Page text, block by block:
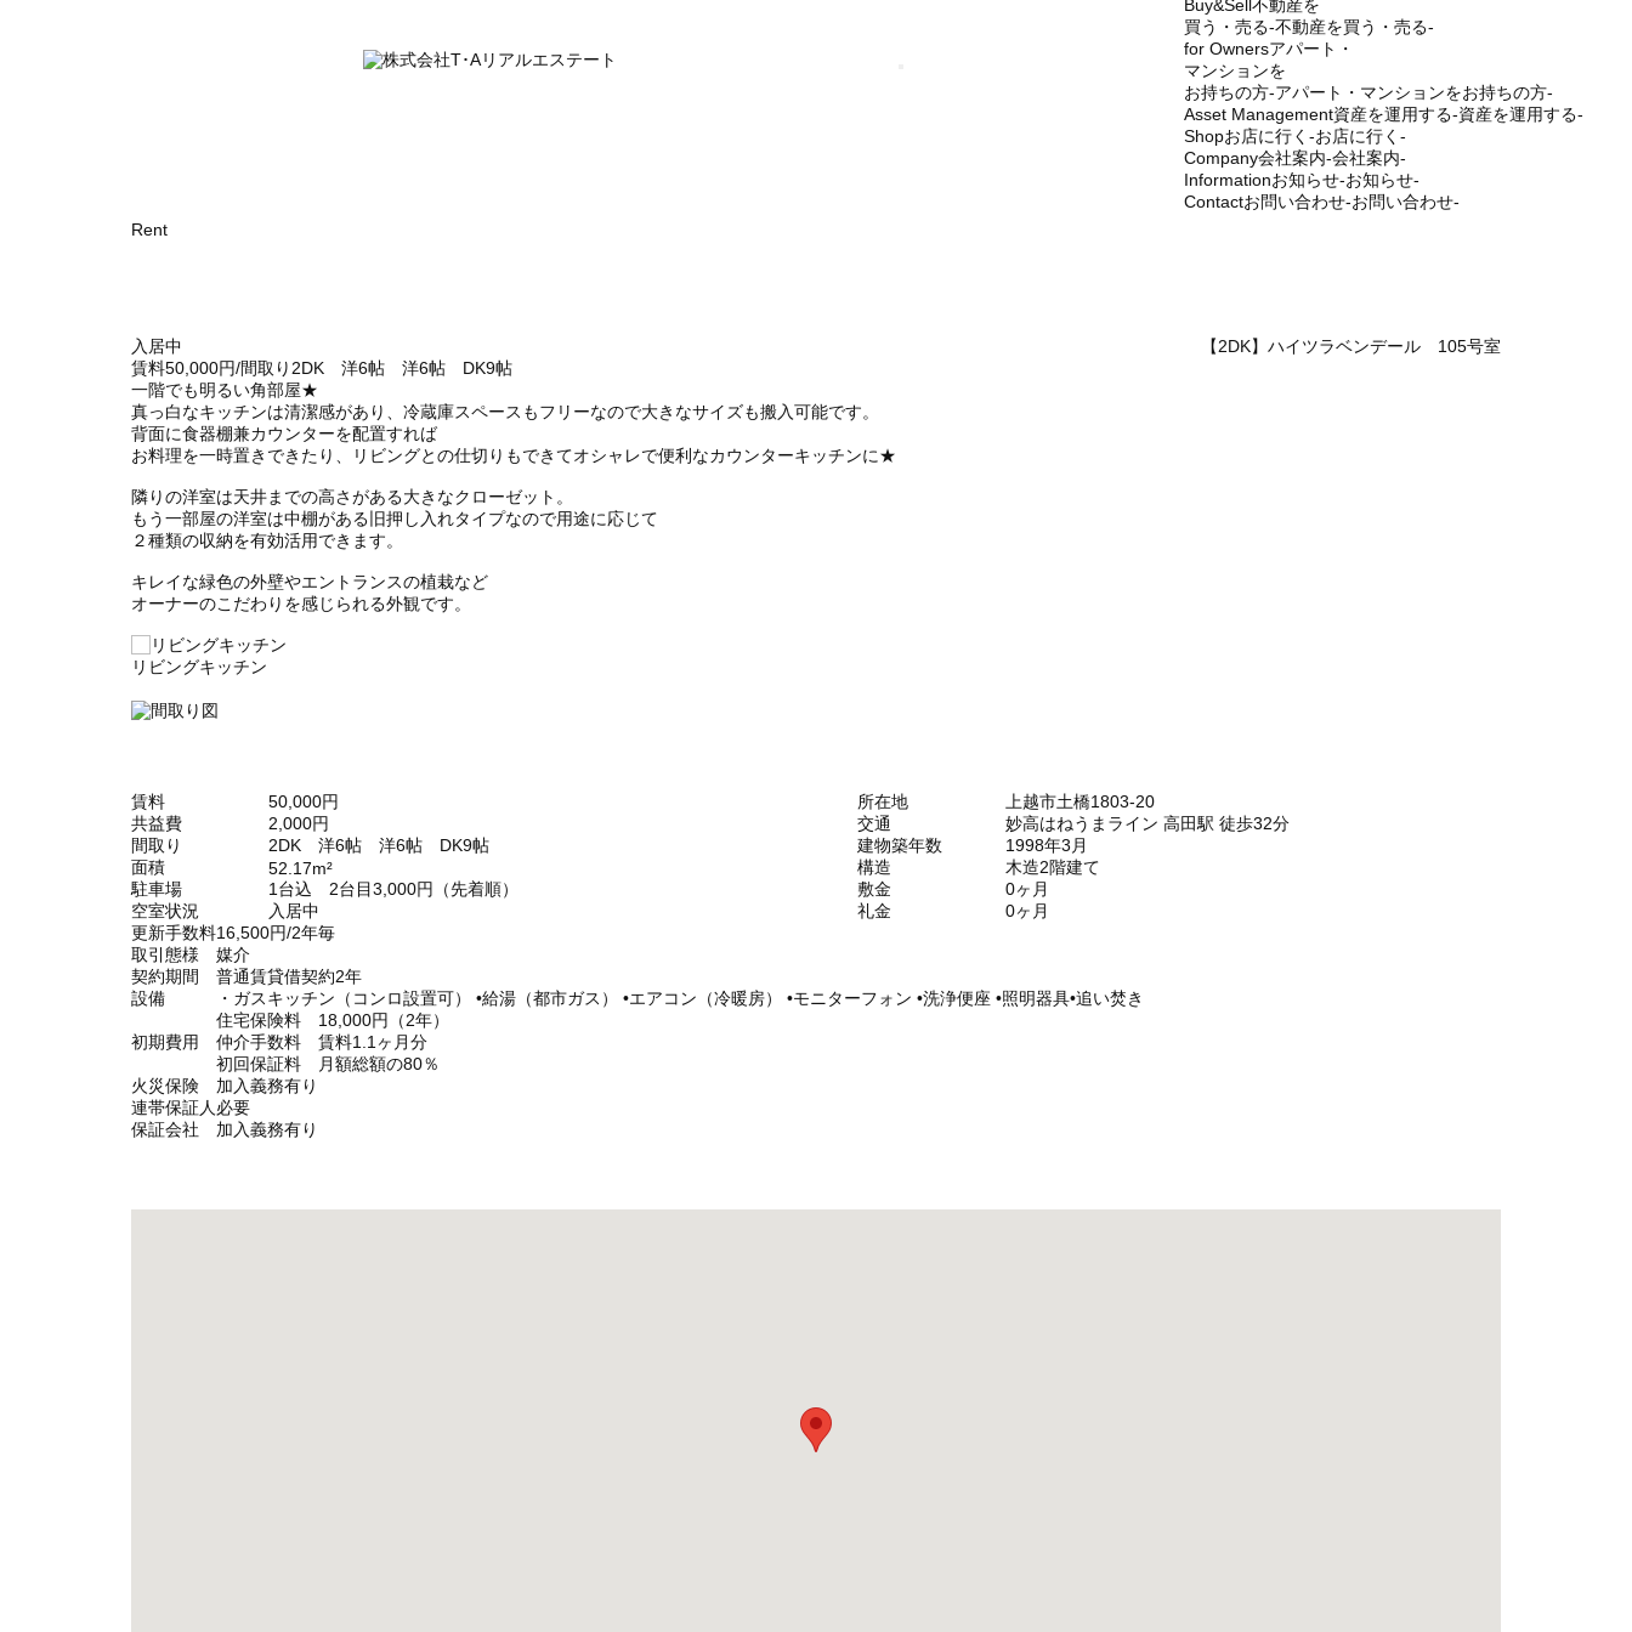
Buy&Sell 不動産を
買う・売る-不動産を買う・売る-
for Ownersアパート・
マンションを
お持ちの方-アパート・マンションをお持ちの方-
Asset Management資産を運用する-資産を運用する-
Shopお店に行く -お店に行く-
Company会社案内-会社案内-
Informationお知らせ-お知らせ-
Contactお問い合わせ-お問い合わせ-
Rent
入居中
【2DK】ハイツラベンデール 105号室
賃料50,000円/間取り2DK 洋6帖 洋6帖 DK9帖
一階でも明るい角部屋★
真っ白なキッチンは清潔感があり、冷蔵庫スペースもフリーなので大きなサイズも搬入可能です。
背面に食器棚兼カウンターを配置すれば
お料理を一時置きできたり、リビングとの仕切りもできてオシャレで便利なカウンターキッチンに★
隣りの洋室は天井までの高さがある大きなクローゼット。
もう一部屋の洋室は中棚がある旧押し入れタイプなので用途に応じて
２種類の収納を有効活用できます。
キレイな緑色の外壁やエントランスの植栽など
オーナーのこだわりを感じられる外観です。
リビングキッチン
賃料
50,000円
共益費
2,000円
間取り
2DK 洋6帖 洋6帖 DK9帖
面積
52.17m²
駐車場
1台込 2台目3,000円（先着順）
空室状況
入居中
所在地
上越市土橋1803-20
交通
妙高はねうまライン 高田駅 徒歩32分
建物築年数
1998年3月
構造
木造2階建て
敷金
0ヶ月
礼金
0ヶ月
更新手数料16,500円/2年毎
取引態様
媒介
契約期間
普通賃貸借契約2年
設備
・ガスキッチン（コンロ設置可） •給湯（都市ガス） •エアコン（冷暖房） •モニターフォン •洗浄便座 •照明器具•追い焚き
初期費用
住宅保険料 18,000円（2年）
仲介手数料 賃料1.1ヶ月分
初回保証料 月額総額の80％
火災保険
加入義務有り
連帯保証人 必要
保証会社
加入義務有り